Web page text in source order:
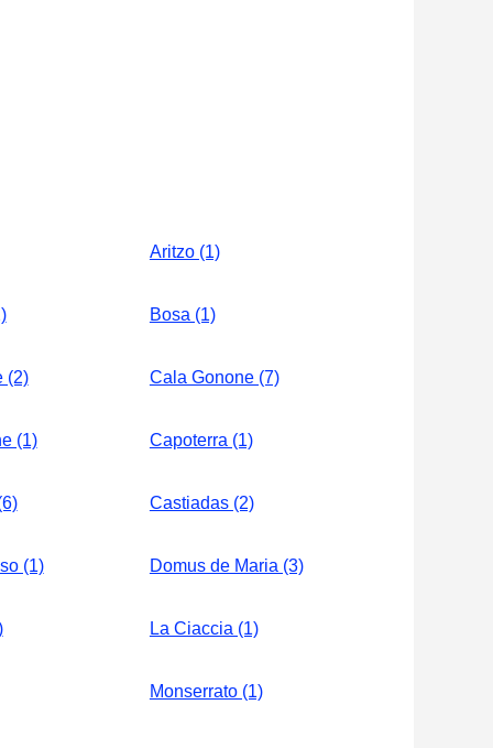
Aritzo (1)
Bosa (1)
(2) Cala Gonone (7)
(1) Capoterra (1)
Castiadas (2)
(1) Domus de Maria (3)
La Ciaccia (1)
Monserrato (1)